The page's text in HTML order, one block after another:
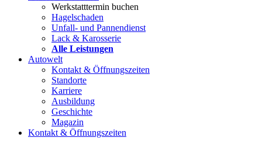
Werkstatttermin buchen
Hagelschaden
Unfall- und Pannendienst
Lack & Karosserie
Alle Leistungen
Autowelt
Kontakt & Öffnungszeiten
Standorte
Karriere
Ausbildung
Geschichte
Magazin
Kontakt & Öffnungszeiten